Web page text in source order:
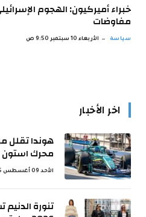
خبراء أميركيون: الهجوم
مفاوضات
سياسة الأربعاء 10 سبتمبر 9:50 ص
اخر الأخبار
هوندا تقلل
محرك استون
الأحد 09 أغسطس 7:45 ص
تنورة